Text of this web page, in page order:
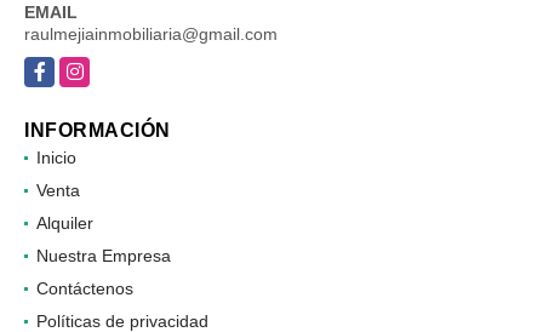
EMAIL
raulmejiainmobiliaria@gmail.com
FacebookInstagram
INFORMACIÓN
Inicio
Venta
Alquiler
Nuestra Empresa
Contáctenos
Políticas de privacidad